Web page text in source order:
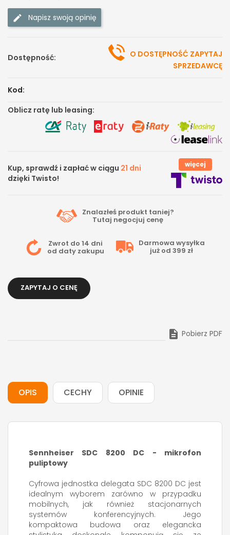
Napisz swoją opinię
Dostępność:
O DOSTĘPNOŚĆ ZAPYTAJ
SPRZEDAWCĘ
Kod:
Oblicz ratę lub leasing:
Kup, sprawdź i zapłać w ciągu 21 dni
dzięki Twisto!
więcej
Znalazłeś produkt taniej?
Tutaj negocjuj cenę
Zwrot do 14 dni
od daty zakupu
Darmowa wysyłka
już od 399 zł
ZAPYTAJ O CENĘ
 Pobierz PDF
OPIS CECHY OPINIE
Sennheiser SDC 8200 DC - mikrofon
puliptowy
Cyfrowa jednostka delegata SDC 8200 DC jest
idealnym wyborem zarówno w przypadku
mobilnych, jak również stacjonarnych
systemów konferencyjnych. Jego
kompaktowa budowa oraz elegancka